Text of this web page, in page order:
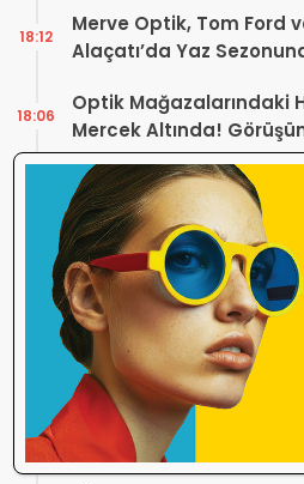
Merve Optik, Tom Ford
Alaçatı’da Yaz
18:12
Optik Mağazalarındaki
Mercek Altında!
Geleceğini
18:06
Yönetmelik
Açıklama! Yeni Hüküm
Düzenleme Var
Danıştay’dan TOGB’ye
Atilla Karip’in Açtığı
Durdurma Kararı
11:03
Bir günde 150 bin kişi
neden konuşuyor?
Sosyal Medya Bu
Sağlığında Çifte
10:49